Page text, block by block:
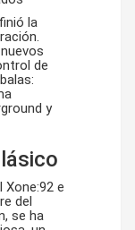
la
de
y
Xone:92 e
del
se ha